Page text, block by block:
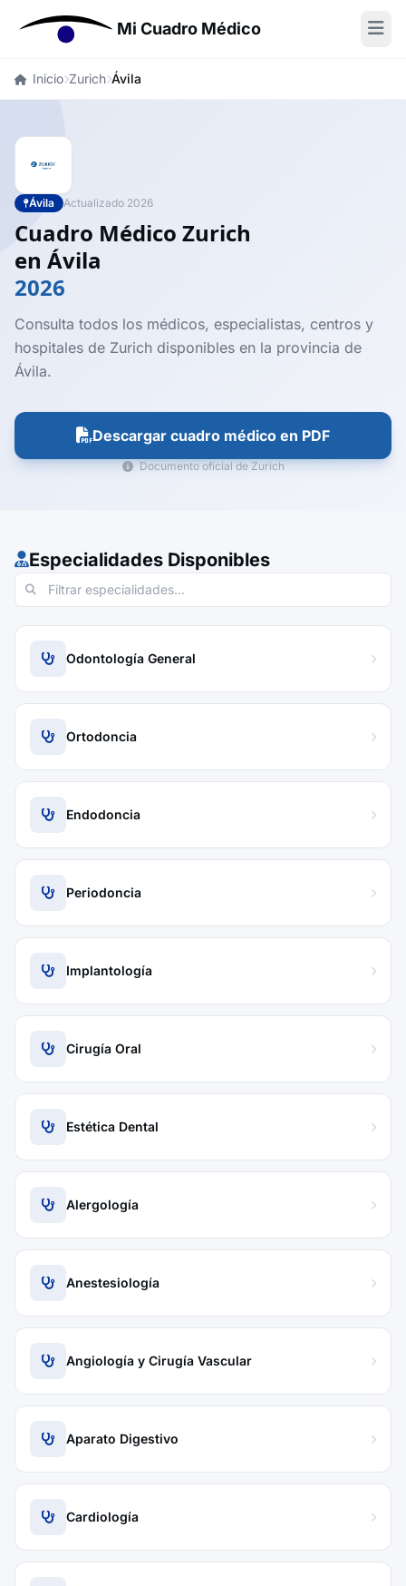
Mi Cuadro Médico
Inicio Zurich Ávila
Ávila Actualizado 2026
Cuadro Médico Zurich
en Ávila
2026
Consulta todos los médicos, especialistas, centros y
hospitales de Zurich disponibles en la provincia de
Ávila.
Descargar cuadro médico en PDF
Documento oficial de Zurich
Especialidades Disponibles
Odontología General
Ortodoncia
Endodoncia
Periodoncia
Implantología
Cirugía Oral
Estética Dental
Alergología
Anestesiología
Angiología y Cirugía Vascular
Aparato Digestivo
Cardiología